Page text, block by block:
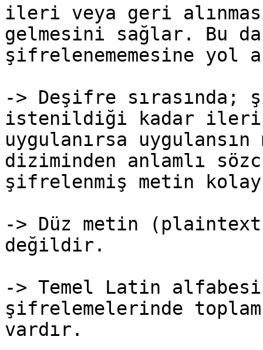
ileri veya geri
gelmesini sağlar. Bu
şifrelenememesine yol
-> Deşifre
istenildiği kadar ileri
uygulanırsa
diziminden anlamlı
şifrelenmiş metin
-> Düz metin
değildir.
-> Temel Latin
şifrelemelerinde
vardır.